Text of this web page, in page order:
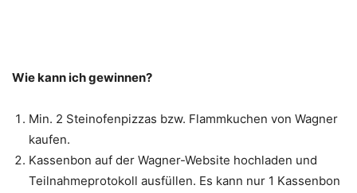
Wie kann ich gewinnen?
Min. 2 Steinofenpizzas bzw. Flammkuchen von Wagner
kaufen.
Kassenbon auf der Wagner-Website hochladen und
Teilnahmeprotokoll ausfüllen. Es kann nur 1 Kassenbon